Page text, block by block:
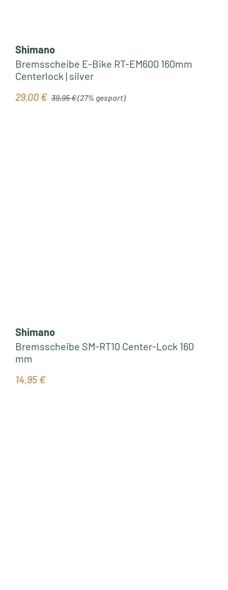
Shimano
Bremsscheibe E-Bike RT-EM600 160mm
Centerlock | silver
Verkaufspreis:
29,00 € 39,95 €(27% gespart)
Shimano
Bremsscheibe SM-RT10 Center-Lock 160
mm
Regulärer Preis:
14,95 €